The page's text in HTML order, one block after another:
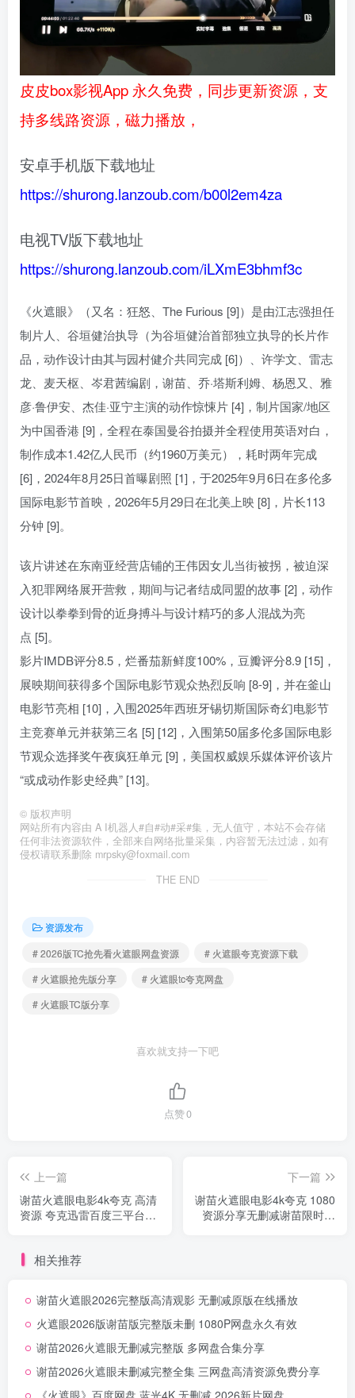
皮皮box影视App 永久免费，同步更新资源，支
持多线路资源，磁力播放，
安卓手机版下载地址
https://shurong.lanzoub.com/b00l2em4za
电视TV版下载地址
https://shurong.lanzoub.com/iLXmE3bhmf3c
《火遮眼》（又名：狂怒、The Furious [9]）是由江志强担任
制片人、谷垣健治执导（为谷垣健治首部独立执导的长片作
品，动作设计由其与园村健介共同完成 [6]）、许学文、雷志
龙、麦天枢、岑君茜编剧，谢苗、乔·塔斯利姆、杨恩又、雅
彦·鲁伊安、杰佳·亚宁主演的动作惊悚片 [4]，制片国家/地区
为中国香港 [9]，全程在泰国曼谷拍摄并全程使用英语对白，
制作成本1.42亿人民币（约1960万美元），耗时两年完成
[6]，2024年8月25日首曝剧照 [1]，于2025年9月6日在多伦多
国际电影节首映，2026年5月29日在北美上映 [8]，片长113
分钟 [9]。
该片讲述在东南亚经营店铺的王伟因女儿当街被拐，被迫深
入犯罪网络展开营救，期间与记者结成同盟的故事 [2]，动作
设计以拳拳到骨的近身搏斗与设计精巧的多人混战为亮
点 [5]。
影片IMDB评分8.5，烂番茄新鲜度100%，豆瓣评分8.9 [15]，
展映期间获得多个国际电影节观众热烈反响 [8-9]，并在釜山
电影节亮相 [10]，入围2025年西班牙锡切斯国际奇幻电影节
主竞赛单元并获第三名 [5] [12]，入围第50届多伦多国际电影
节观众选择奖午夜疯狂单元 [9]，美国权威娱乐媒体评价该片
“或成动作影史经典” [13]。
© 版权声明
网站所有内容由 A I机器人#自#动#采#集，无人值守，本站不会存储
任何非法资源软件，全部来自网络批量采集，内容暂无法过滤，如有
侵权请联系删除 mrpsky@foxmail.com
THE END
资源发布
# 2026版TC抢先看火遮眼网盘资源
# 火遮眼夸克资源下载
# 火遮眼抢先版分享
# 火遮眼tc夸克网盘
# 火遮眼TC版分享
喜欢就支持一下吧
点赞0
上一篇
谢苗火遮眼电影4k夸克 高清
资源 夸克迅雷百度三平台分
下一篇
谢苗火遮眼电影4k夸克 1080
资源分享无删减谢苗限时分
相关推荐
谢苗火遮眼2026完整版高清观影 无删减原版在线播放
火遮眼2026版谢苗版完整版未删 1080P网盘永久有效
谢苗2026火遮眼无删减完整版 多网盘合集分享
谢苗2026火遮眼未删减完整全集 三网盘高清资源免费分享
《火遮眼》百度网盘 蓝光4K 无删减 2026新片网盘